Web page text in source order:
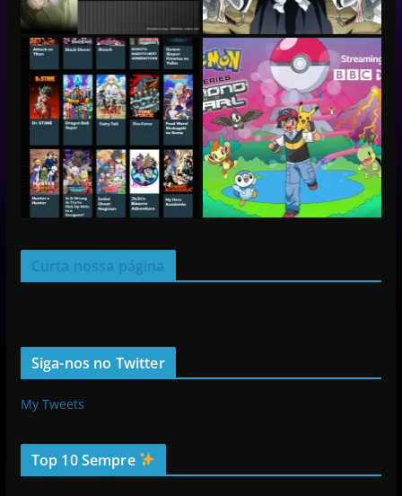
Curta nossa página
Siga-nos no Twitter
My Tweets
Top 10 Sempre